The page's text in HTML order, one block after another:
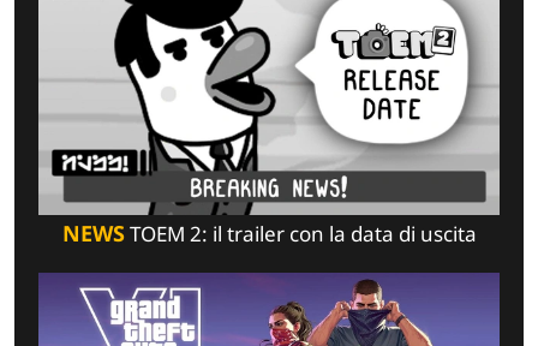
NEWSTOEM 2: il trailer con la data di uscita